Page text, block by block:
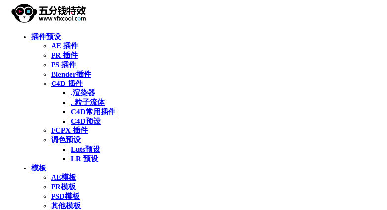
插件预设
AE 插件
PR 插件
PS 插件
Blender插件
C4D 插件
.渲染器
. 粒子流体
C4D常用插件
C4D预设
FCPX 插件
调色预设
Luts预设
LR 预设
模板
AE模板
PR模板
PSD模板
其他模板